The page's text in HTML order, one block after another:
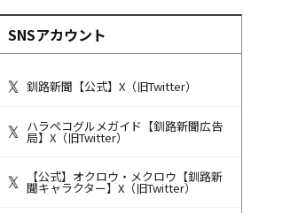
SNSアカウント
釧路新聞【公式】X（旧Twitter）
ハラペコグルメガイド【釧路新聞広告
局】X（旧Twitter）
【公式】オクロウ・メクロウ【釧路新
聞キャラクター】X（旧Twitter）